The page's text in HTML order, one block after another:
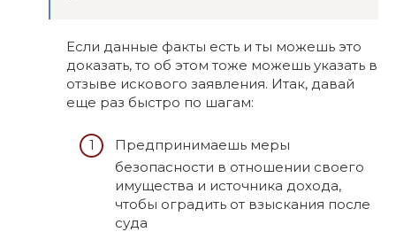
Если данные факты есть и ты можешь это
доказать, то об этом тоже можешь указать в
отзыве искового заявления. Итак, давай
еще раз быстро по шагам:
Предпринимаешь меры
безопасности в отношении своего
имущества и источника дохода,
чтобы оградить от взыскания после
суда